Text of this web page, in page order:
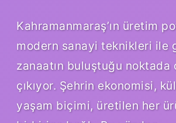
Kahramanmaraş’ın üretim
modern sanayi teknikleri ile
zanaatın buluştuğu noktada
çıkıyor. Şehrin ekonomisi,
yaşam biçimi, üretilen her